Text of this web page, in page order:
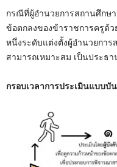
กรณีที่ผู้อำนวยการสถานศึกษ
ข้อตกลงของข้าราชการครูด้
หนึ่งระดับแต่งตั้งผู้อำนวยการ
สามารถเหมาะสม เป็นประธ
กรอบเวลาการประเมินแบบ